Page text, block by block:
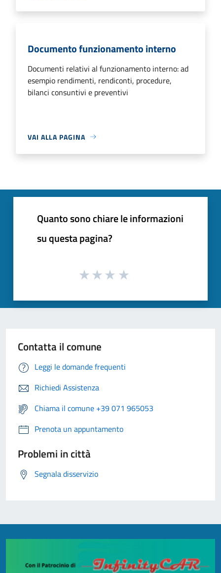
Documento funzionamento interno
Documenti relativi al funzionamento interno: ad
esempio rendimenti, rendiconti, procedure,
bilanci consuntivi e preventivi
VAI ALLA PAGINA
Quanto sono chiare le informazioni
su questa pagina?
Contatta il comune
Leggi le domande frequenti
Richiedi Assistenza
Chiama il comune +39 071 965053
Prenota un appuntamento
Problemi in città
Segnala disservizio